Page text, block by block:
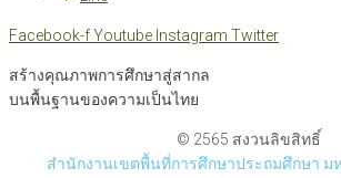
Facebook-fYoutube Instagram Twitter
สร้างคุณภาพการศึกษาสู่สากล
บนพื้นฐานของความเป็นไทย
© 2565 สงวนลิขสิทธิ์
สำนักงานเขตพื้นที่การศึกษาประถมศึกษา ม